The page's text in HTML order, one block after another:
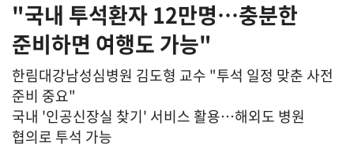
"국내 투석환자 12만명…충분한
준비하면 여행도 가능"
한림대강남성심병원 김도형 교수 "투석 일정 맞춘 사전
준비 중요"
국내 '인공신장실 찾기' 서비스 활용…해외도 병원
협의로 투석 가능